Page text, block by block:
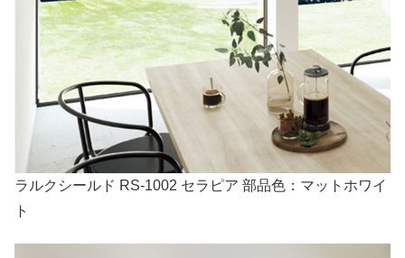
ラルクシールド RS-1002 セラピア 部品色：マットホワイ
ト